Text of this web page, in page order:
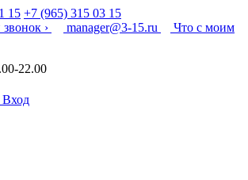
15 +7 (965) 315 03 15
›
manager@3-15.ru
Что с моим
22.00
Вход